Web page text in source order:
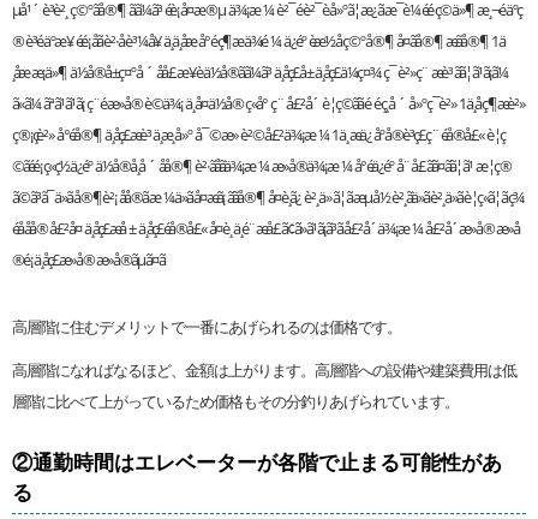
高層階に住むデメリットで一番にあげられるのは価格です。
高層階になればなるほど、金額は上がります。高層階への設備や建築費用は低
層階に比べて上がっているため価格もその分釣りあげられています。
②通勤時間はエレベーターが各階で止まる可能性があ
る